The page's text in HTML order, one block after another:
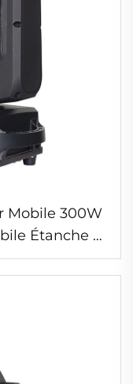
Mobile 300W
Étanche à
Concert